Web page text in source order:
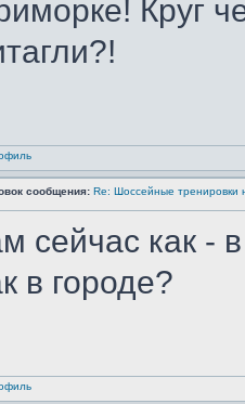
Круг
сообщения: Re: Шоссейные тренировки
сейчас как -
в городе?